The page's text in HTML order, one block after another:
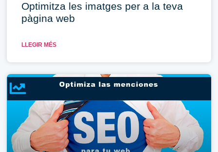
Optimitza les imatges per a la teva
pàgina web
LLEGIR MÉS